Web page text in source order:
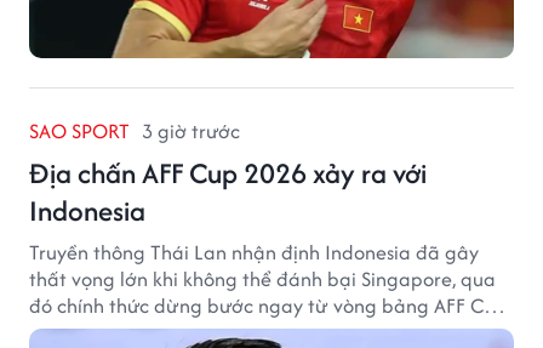
SAO SPORT 3 giờ trước
Địa chấn AFF Cup 2026 xảy ra với
Indonesia
Truyền thông Thái Lan nhận định Indonesia đã gây
thất vọng lớn khi không thể đánh bại Singapore, qua
đó chính thức dừng bước ngay từ vòng bảng AFF Cup
2026.